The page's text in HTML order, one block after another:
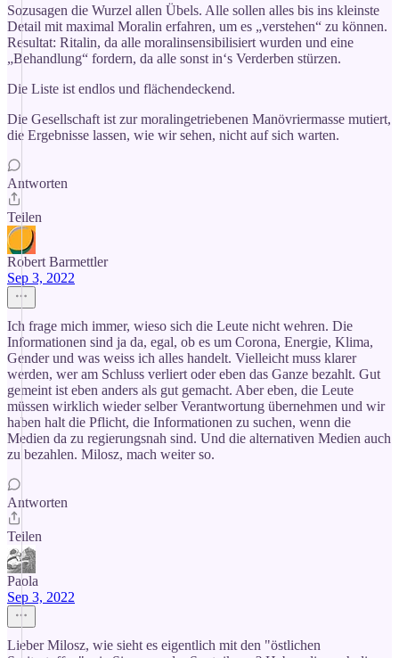
Sozusagen die Wurzel allen Übels. Alle sollen alles bis ins kleinste
Detail mit maximal Moralin erfahren, um es „verstehen“ zu können.
Resultat: Ritalin, da alle moralinsensibilisiert wurden und eine
„Behandlung“ fordern, da alle sonst in‘s Verderben stürzen.
Die Liste ist endlos und flächendeckend.
Die Gesellschaft ist zur moralingetriebenen Manövriermasse mutiert,
die Ergebnisse lassen, wie wir sehen, nicht auf sich warten.
Antworten
Teilen
Robert Barmettler
Sep 3, 2022
Ich frage mich immer, wieso sich die Leute nicht wehren. Die
Informationen sind ja da, egal, ob es um Corona, Energie, Klima,
Gender und was weiss ich alles handelt. Vielleicht muss klarer
werden, wer am Schluss verliert oder eben das Ganze bezahlt. Gut
gemeint ist eben anders als gut gemacht. Aber eben, die Leute
müssen wirklich wieder selber Verantwortung übernehmen und wir
haben halt die Pflicht, die Informationen zu suchen, wenn die
Medien da zu regierungsnah sind. Und die alternativen Medien auch
zu bezahlen. Milosz, mach weiter so.
Antworten
Teilen
Paola
Sep 3, 2022
Lieber Milosz, wie sieht es eigentlich mit den "östlichen